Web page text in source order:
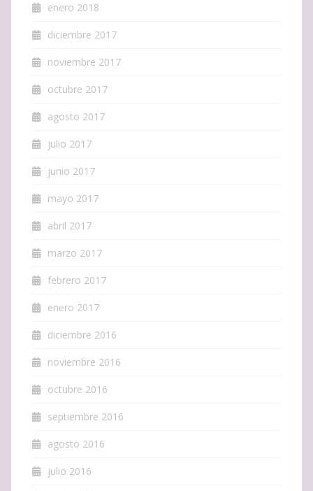
enero 2018
diciembre 2017
noviembre 2017
octubre 2017
agosto 2017
julio 2017
junio 2017
mayo 2017
abril 2017
marzo 2017
febrero 2017
enero 2017
diciembre 2016
noviembre 2016
octubre 2016
septiembre 2016
agosto 2016
julio 2016